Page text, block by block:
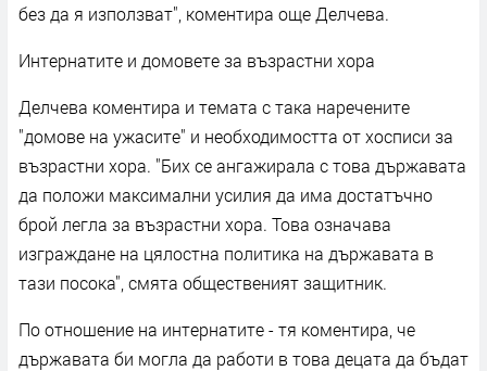
без да я използват", коментира още Делчева.
Интернатите и домовете за възрастни хора
Делчева коментира и темата с така наречените
"домове на ужасите" и необходимостта от хосписи за
възрастни хора. "Бих се ангажирала с това държавата
да положи максимални усилия да има достатъчно
брой легла за възрастни хора. Това означава
изграждане на цялостна политика на държавата в
тази посока", смята общественият защитник.
По отношение на интернатите - тя коментира, че
държавата би могла да работи в това децата да бъдат